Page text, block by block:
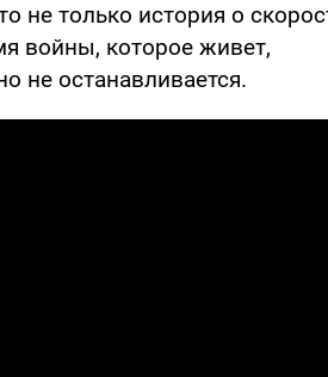
не только история о
войны, которое живет,
не останавливается.